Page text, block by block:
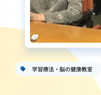
学習療法・脳の健康教室